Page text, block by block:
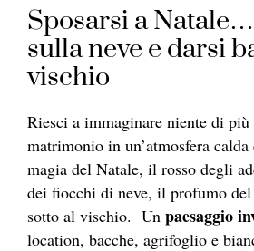
Sposarsi a
sulla neve e darsi
vischio
Riesci a immaginare niente di
matrimonio in un’atmosfera
magia del Natale, il rosso degli
dei fiocchi di neve, il profumo
sotto al vischio. Un paesaggio
location, bacche, agrifoglio e